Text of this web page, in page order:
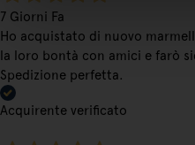
7 Giorni Fa
Ho acquistato di nuovo
la loro bontà con amici e farò
Spedizione perfetta.
Acquirente verificato